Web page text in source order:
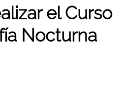
el Curso
Nocturna